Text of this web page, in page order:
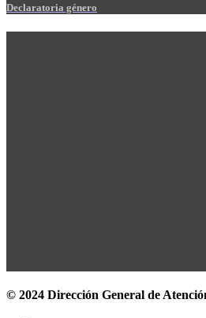
Declaratoria género
© 2024 Dirección General de